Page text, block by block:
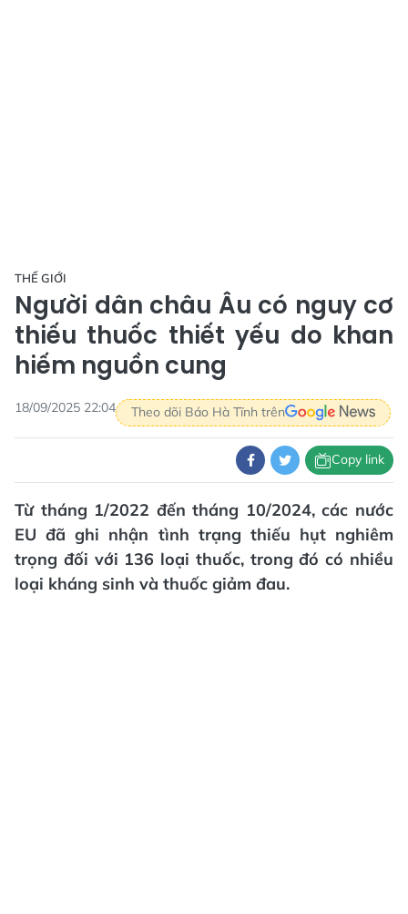
THẾ GIỚI
Người dân châu Âu có nguy cơ
thiếu thuốc thiết yếu do khan
hiếm nguồn cung
18/09/2025 22:04 Theo dõi Báo Hà Tĩnh trên
Copy link
Từ tháng 1/2022 đến tháng 10/2024, các nước
EU đã ghi nhận tình trạng thiếu hụt nghiêm
trọng đối với 136 loại thuốc, trong đó có nhiều
loại kháng sinh và thuốc giảm đau.